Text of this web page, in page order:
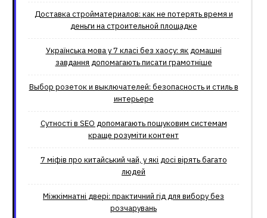
Доставка стройматериалов: как не потерять время и
деньги на строительной площадке
Українська мова у 7 класі без хаосу: як домашні
завдання допомагають писати грамотніше
Выбор розеток и выключателей: безопасность и стиль в
интерьере
Сутності в SEO допомагають пошуковим системам
краще розуміти контент
7 міфів про китайський чай, у які досі вірять багато
людей
Міжкімнатні двері: практичний гід для вибору без
розчарувань